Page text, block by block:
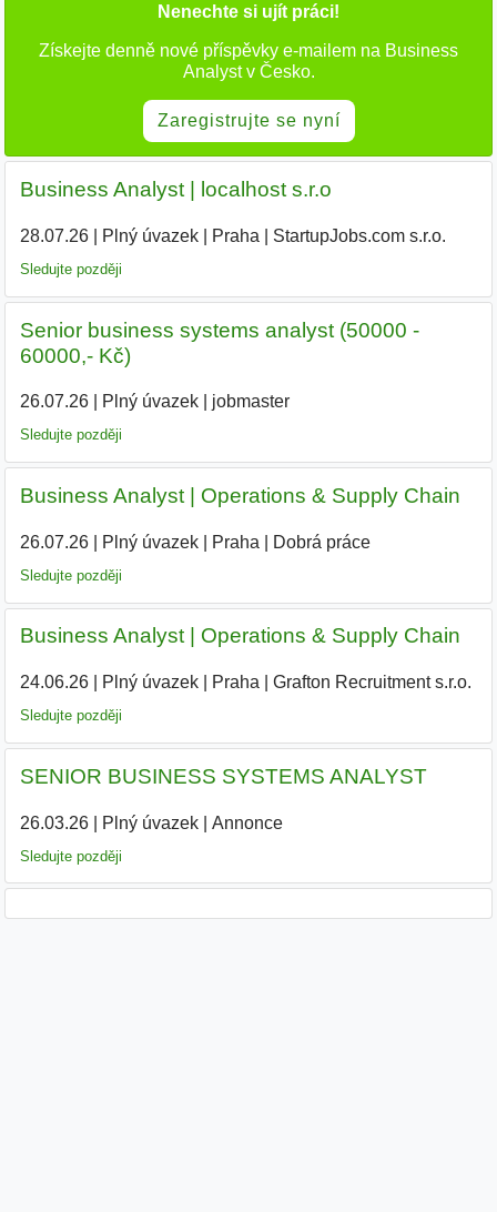
Nenechte si ujít práci!
Získejte denně nové příspěvky e-mailem na Business
Analyst v Česko.
Zaregistrujte se nyní
Business Analyst | localhost s.r.o
28.07.26| Plný úvazek| Praha StartupJobs.com s.r.o.
Sledujte později
Senior business systems analyst (50000 -
60000,- Kč)
26.07.26| Plný úvazek| jobmaster
Sledujte později
Business Analyst | Operations & Supply Chain
26.07.26| Plný úvazek| Praha Dobrá práce
Sledujte později
Business Analyst | Operations & Supply Chain
24.06.26| Plný úvazek| Praha Grafton Recruitment s.r.o.
Sledujte později
SENIOR BUSINESS SYSTEMS ANALYST
26.03.26| Plný úvazek| Annonce
Sledujte později